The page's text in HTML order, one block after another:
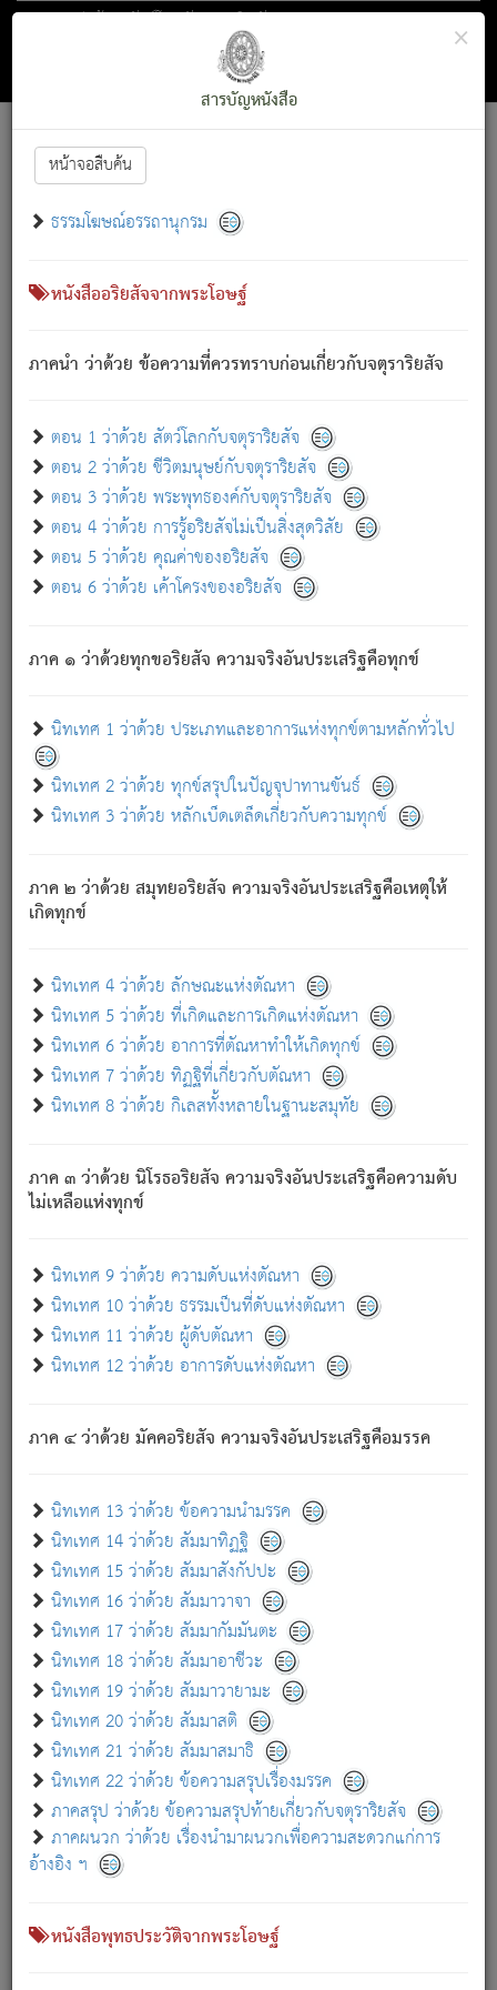
ตอน 1 ว่าด้วย สัตว์โลกกับจตุราริยสัจ
สารบัญ×
สารบัญหนังสือ
หน้าจอสืบค้น
ธรรมโฆษณ์อรรถานุกรม
หนังสืออริยสัจจากพระโอษฐ์
ภาคนำ ว่าด้วย ข้อความที่ควรทราบก่อนเกี่ยวกับจตุราริยสัจ
ตอน 1 ว่าด้วย สัตว์โลกกับจตุราริยสัจ
ตอน 2 ว่าด้วย ชีวิตมนุษย์กับจตุราริยสัจ
ตอน 3 ว่าด้วย พระพุทธองค์กับจตุราริยสัจ
ตอน 4 ว่าด้วย การรู้อริยสัจไม่เป็นสิ่งสุดวิสัย
ตอน 5 ว่าด้วย คุณค่าของอริยสัจ
ตอน 6 ว่าด้วย เค้าโครงของอริยสัจ
ภาค ๑ ว่าด้วยทุกขอริยสัจ ความจริงอันประเสริฐคือทุกข์
นิทเทศ 1 ว่าด้วย ประเภทและอาการแห่งทุกข์ตามหลักทั่วไป
นิทเทศ 2 ว่าด้วย ทุกข์สรุปในปัญจุปาทานขันธ์
นิทเทศ 3 ว่าด้วย หลักเบ็ดเตล็ดเกี่ยวกับความทุกข์
ภาค ๒ ว่าด้วย สมุทยอริยสัจ ความจริงอันประเสริฐคือเหตุให้
เกิดทุกข์
นิทเทศ 4 ว่าด้วย ลักษณะแห่งตัณหา
นิทเทศ 5 ว่าด้วย ที่เกิดและการเกิดแห่งตัณหา
นิทเทศ 6 ว่าด้วย อาการที่ตัณหาทำให้เกิดทุกข์
นิทเทศ 7 ว่าด้วย ทิฏฐิที่เกี่ยวกับตัณหา
นิทเทศ 8 ว่าด้วย กิเลสทั้งหลายในฐานะสมุทัย
ภาค ๓ ว่าด้วย นิโรธอริยสัจ ความจริงอันประเสริฐคือความดับ
ไม่เหลือแห่งทุกข์
นิทเทศ 9 ว่าด้วย ความดับแห่งตัณหา
นิทเทศ 10 ว่าด้วย ธรรมเป็นที่ดับแห่งตัณหา
นิทเทศ 11 ว่าด้วย ผู้ดับตัณหา
นิทเทศ 12 ว่าด้วย อาการดับแห่งตัณหา
ภาค ๔ ว่าด้วย มัคคอริยสัจ ความจริงอันประเสริฐคือมรรค
นิทเทศ 13 ว่าด้วย ข้อความนำมรรค
นิทเทศ 14 ว่าด้วย สัมมาทิฏฐิ
นิทเทศ 15 ว่าด้วย สัมมาสังกัปปะ
นิทเทศ 16 ว่าด้วย สัมมาวาจา
นิทเทศ 17 ว่าด้วย สัมมากัมมันตะ
นิทเทศ 18 ว่าด้วย สัมมาอาชีวะ
นิทเทศ 19 ว่าด้วย สัมมาวายามะ
นิทเทศ 20 ว่าด้วย สัมมาสติ
นิทเทศ 21 ว่าด้วย สัมมาสมาธิ
นิทเทศ 22 ว่าด้วย ข้อความสรุปเรื่องมรรค
ภาคสรุป ว่าด้วย ข้อความสรุปท้ายเกี่ยวกับจตุราริยสัจ
ภาคผนวก ว่าด้วย เรื่องนำมาผนวกเพื่อความสะดวกแก่การ
อ้างอิง ฯ
หนังสือพุทธประวัติจากพระโอษฐ์
Font :15 ]||
สัตว์โลกนี้ เกิดความเดือดร้อนแล้ว มีผัสสะบังหน้า
เขาสำคัญสิ่งใด โดยความเป็นประการใด แต่สิ่งนั้นย่อมเป็น
(ตามที่เป็นจริง) โดยประการอื่นจากที่เขาสำคัญนั้น
สัตว์โลกติดข้องอยู่ในภพ ถูกภพบังหน้าแล้ว มีภพโดยความ
เป็นอย่างอื่น (จากที่มันเป็นอยู่จริง) จึงได้เพลิดเพลินยิ่งนักในภพ
เขาเพลิดเพลินยิ่งนักในสิ่งใด สิ่งนั้นเป็นภัย (ที่เขาไม่รู้จัก)
เขากลัวต่อสิ่งใดสิ่งนั้นเป็นทุกข์
พรหมจรรย์นี้ อันบุคคลย่อมประพฤติ ก็เพื่อการละขาดซึ่ง
ภพ.
สมณะหรือพราหมณ์เหล่าใด กล่าวความหลุดพ้นจากภพว่า
มีได้เพราะภพ เรากล่าวว่า สมณะหรือพราหมณ์ทั้งปวงนั้น
มิใช่ผู้หลดพ้นจากภพ.
ภพ ว่ามีได้เพราะวิภพ[2]: เรากล่าวว่า สมณะหรือพราหมณ์ทั้ง
ปวงนั้น ก็ยังสลัดภพออกไปไม่ได้.
ก็ทุกข์นี้มีขึ้น เพราะอาศัยซึ่งอุปธิทั้งปวง.
เพราะความสิ้นไปแห่งอุปาทานทั้งปวง ความเกิดขึ้นแห่ง
ทุกข์จึงไม่มี.
ท่านจงดูโลกนี้เถิด (จะเห็นว่า) สัตว์ทั้งหลายอันอวิชาหนา
แน่นบังหนาแล้ว; และว่า สัตว์ผู้ยินดีในภพอันเป็นแล้วนั้น ย่อม
อันเป็นไปในที่หรือเวลาทั้งปวง[3]เพื่อความมีแห่งประโยชน์โดย
ประการทั้งปวง; ภพทั้งหลายทั้งหมดนั้น ไม่เที่ยง เป็นทุกข์ มี
ความแปรปรวนเป็นธรรมดา.
อย่างนี้อยู่; เขาย่อมละภวตัณหาได้ และไม่เพลิดเพลินวิภวตัณหา
ด้วย.
ความดับเพราะความสำรอกไม่เหลือ (แห่งภพทั้งหลาย)
เพราะความสิ้นไปแห่งตัณหาโดยประการทั้งปวง นั้นคือ
นิพพาน.
ภพใหม่ย่อมไม่มีแก่ภิกษุนั้น ผู้ดับเย็นสนิทแล้ว เพราะไม่มี
ภิกษุนั้น เป็นผู้ครอบงำมารได้แล้ว ชนะสงครามแล้ว ก้าวล่วง
ภพทั้งหลายทั้งปวงได้แล้ว เป็นผู้คงที่ (คือไม่เปลี่ยนแปลงอีกต่อ
- อุ.ขุ. ๒๕/๑๒๑/๘๔.
(ข้อความนี้ เป็นพระพุทธอุทานที่ทรงเปล่งออก ที่โคนต้นโพธิ์
เป็นที่ตรัสรู้ เมื่อตรัสรู้แล้วได้ 7 วัน)
เกี่ยวกับธรรมโฆษณ์ออนไลน์ (Disclaimer)
แม้ระบบ "ธรรมโฆษณ์ออนไลน์" พยายามปรับปรุงข้อมูลให้ถูกต้องมากที่สุด
ผู้ศึกษาก็พึงตรวจสอบกับตัวเล่มหนังสือต้นฉบับ ที่มีการพิมพ์ครั้งล่าสุด
ก่อนนำข้อมูลไปใช้ในการอ้างอิง"
เกี่ยวกับอัตถจารี|เกี่ยวกับการพัฒนา|แจ้งข้อผิดพลาด / แนะนำ
หนังสือที่เกี่ยวข้อง